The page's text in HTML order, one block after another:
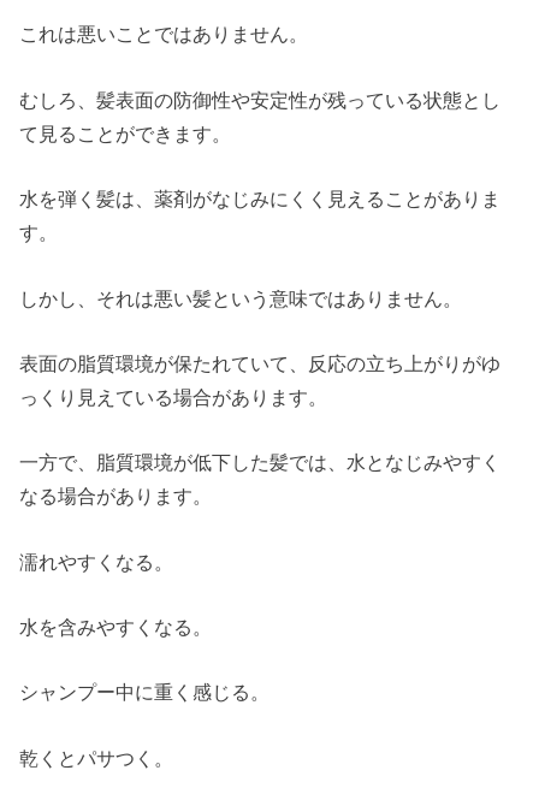
これは悪いことではありません。
むしろ、髪表面の防御性や安定性が残っている状態とし
て見ることができます。
水を弾く髪は、薬剤がなじみにくく見えることがありま
す。
しかし、それは悪い髪という意味ではありません。
表面の脂質環境が保たれていて、反応の立ち上がりがゆ
っくり見えている場合があります。
一方で、脂質環境が低下した髪では、水となじみやすく
なる場合があります。
濡れやすくなる。
水を含みやすくなる。
シャンプー中に重く感じる。
乾くとパサつく。